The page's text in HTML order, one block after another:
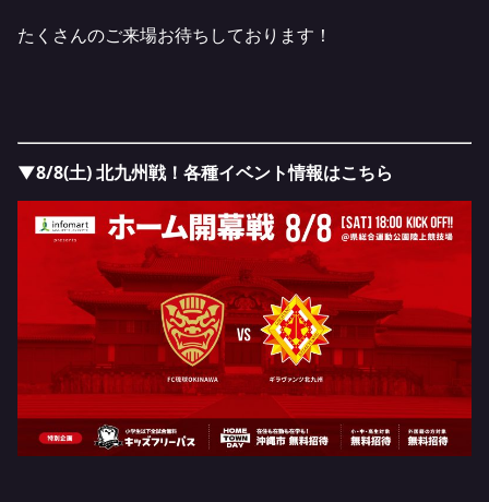
たくさんのご来場お待ちしております！
▼8/8(土) 北九州戦！各種イベント情報はこちら